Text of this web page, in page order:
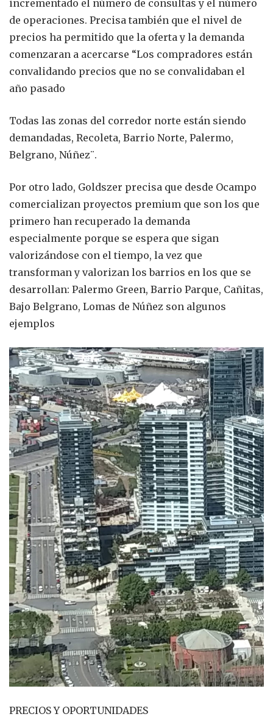
incrementado el número de consultas y el número
de operaciones. Precisa también que el nivel de
precios ha permitido que la oferta y la demanda
comenzaran a acercarse “Los compradores están
convalidando precios que no se convalidaban el
año pasado
Todas las zonas del corredor norte están siendo
demandadas, Recoleta, Barrio Norte, Palermo,
Belgrano, Núñez¨.
Por otro lado, Goldszer precisa que desde Ocampo
comercializan proyectos premium que son los que
primero han recuperado la demanda
especialmente porque se espera que sigan
valorizándose con el tiempo, la vez que
transforman y valorizan los barrios en los que se
desarrollan: Palermo Green, Barrio Parque, Cañitas,
Bajo Belgrano, Lomas de Núñez son algunos
ejemplos
PRECIOS Y OPORTUNIDADES